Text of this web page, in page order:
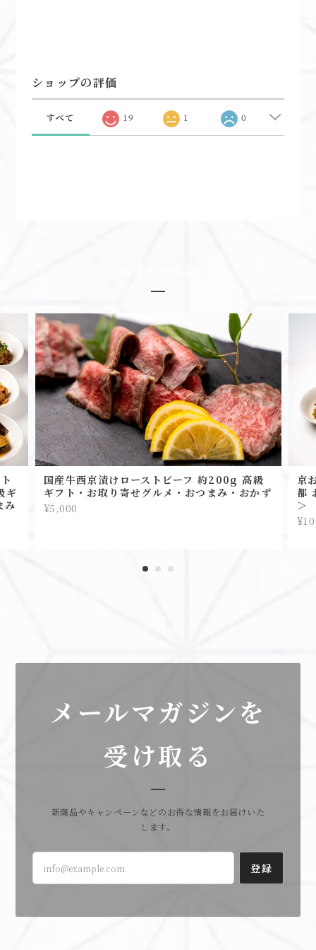
ショップの評価
すべて 19 1 0
ギ
み
国産牛西京漬けローストビーフ 約200g 高級
ギフト・お取り寄せグルメ・おつまみ・おかず
¥5,000
京
都
＞
メールマガジンを
受け取る
新商品やキャンペーンなどのお得な情報をお届けいた
します。
登録